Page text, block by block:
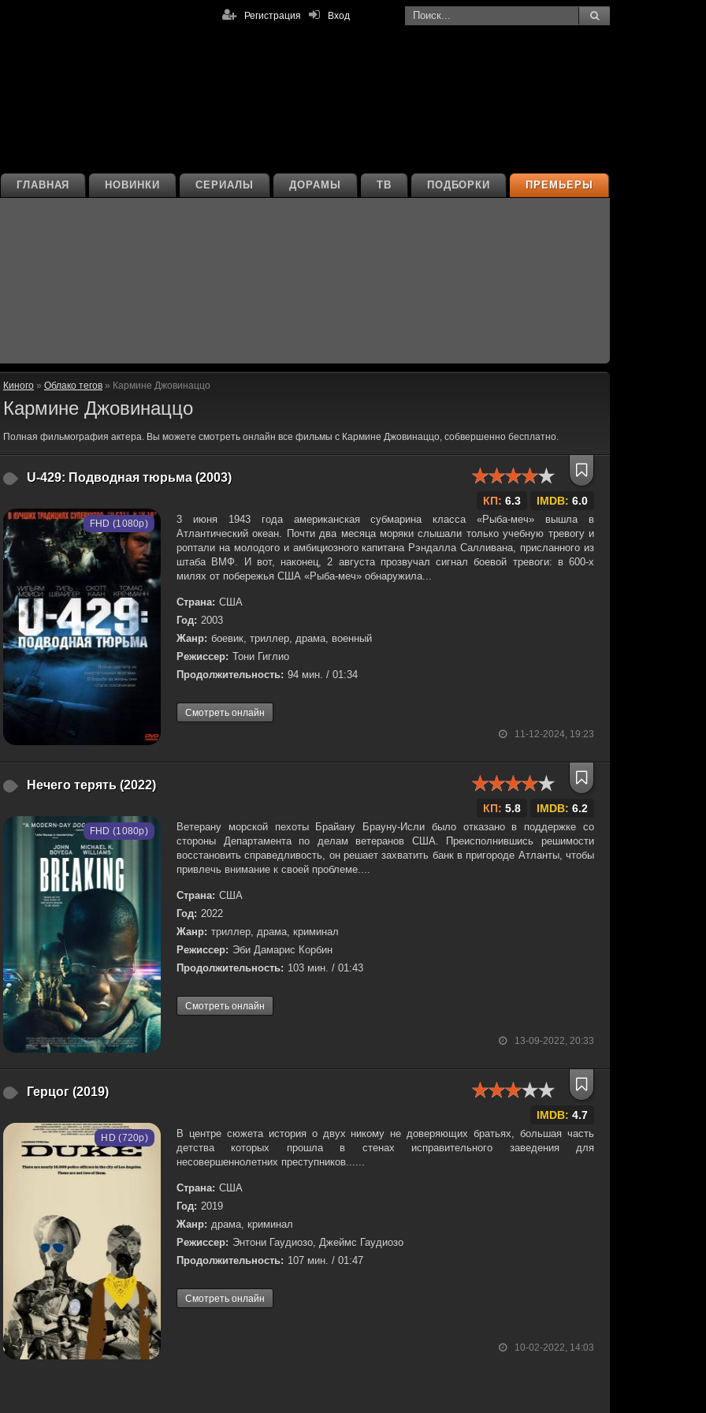
Вход
Регистрация
ПРЕМЬЕРЫ
ПОДБОРКИ
ТВ
ДОРАМЫ
СЕРИАЛЫ
НОВИНКИ
ГЛАВНАЯ
Киного » Облако тегов » Кармине Джовинаццо
Кармине Джовинаццо
Полная фильмография актера. Вы можете смотреть онлайн все фильмы с Кармине Джовинаццо, собвершенно бесплатно.
U-429: Подводная тюрьма (2003)
КП: 6.3 IMDB: 6.0
11-12-2024, 19:23
FHD (1080p)
3 июня 1943 года американская субмарина класса «Рыба-меч» вышла в
Атлантический океан. Почти два месяца моряки слышали только учебную тревогу и
роптали на молодого и амбициозного капитана Рэндалла Салливана, присланного из
штаба ВМФ. И вот, наконец, 2 августа прозвучал сигнал боевой тревоги: в 600-х
милях от побережья США «Рыба-меч» обнаружила...
Страна: США
Год: 2003
Жанр: боевик, триллер, драма, военный
Режиссер: Тони Гиглио
Продолжительность: 94 мин. / 01:34
Смотреть онлайн
Нечего терять (2022)
КП: 5.8 IMDB: 6.2
13-09-2022, 20:33
FHD (1080p)
Ветерану морской пехоты Брайану Брауну-Исли было отказано в поддержке со
стороны Департамента по делам ветеранов США. Преисполнившись решимости
восстановить справедливость, он решает захватить банк в пригороде Атланты, чтобы
привлечь внимание к своей проблеме....
Страна: США
Год: 2022
Жанр: триллер, драма, криминал
Режиссер: Эби Дамарис Корбин
Продолжительность: 103 мин. / 01:43
Смотреть онлайн
Герцог (2019)
IMDB: 4.7
10-02-2022, 14:03
HD (720p)
В центре сюжета история о двух никому не доверяющих братьях, большая часть
детства которых прошла в стенах исправительного заведения для
несовершеннолетних преступников......
Страна: США
Год: 2019
Жанр: драма, криминал
Режиссер: Энтони Гаудиозо, Джеймс Гаудиозо
Продолжительность: 107 мин. / 01:47
Смотреть онлайн